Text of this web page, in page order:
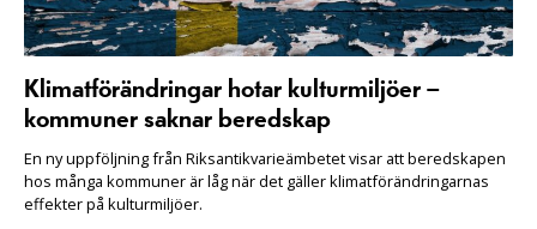
Klimatförändringar hotar kulturmiljöer –
kommuner saknar beredskap
En ny uppföljning från Riksantikvarieämbetet visar att beredskapen
hos många kommuner är låg när det gäller klimatförändringarnas
effekter på kulturmiljöer.